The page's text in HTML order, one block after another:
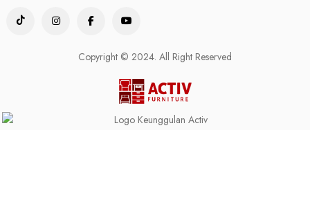
Copyright © 2024. All Right Reserved